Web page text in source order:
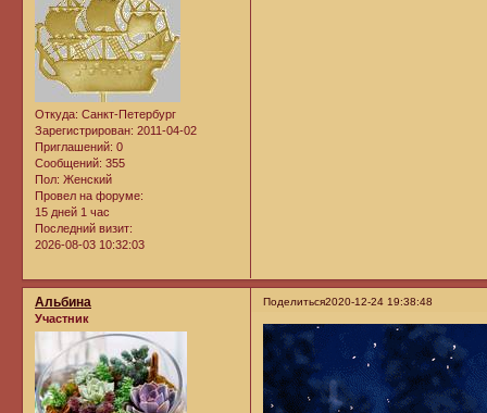
Откуда: Санкт-Петербург
Зарегистрирован: 2011-04-02
Приглашений: 0
Сообщений: 355
Пол: Женский
Провел на форуме:
15 дней 1 час
Последний визит:
2026-08-03 10:32:03
Поделиться2020-12-24 19:38:48
Альбина
Участник